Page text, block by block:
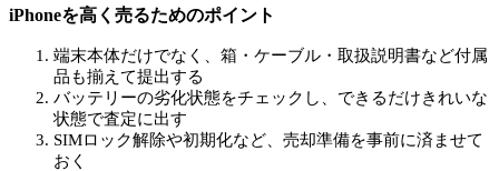
iPhoneを高く売るためのポイント
端末本体だけでなく、箱・ケーブル・取扱説明書など付属
品も揃えて提出する
バッテリーの劣化状態をチェックし、できるだけきれいな
状態で査定に出す
SIMロック解除や初期化など、売却準備を事前に済ませて
おく